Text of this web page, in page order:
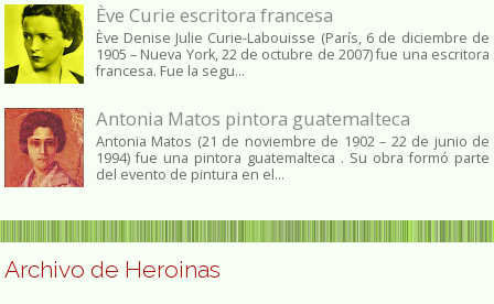
Ève Curie escritora francesa
Ève Denise Julie Curie-Labouisse (París, 6 de diciembre de
1905 – Nueva York, 22 de octubre de 2007) fue una escritora
francesa. Fue la segu...
Antonia Matos pintora guatemalteca
Antonia Matos (21 de noviembre de 1902 – 22 de junio de
1994) fue una pintora guatemalteca . Su obra formó parte
del evento de pintura en el...
Archivo de Heroinas